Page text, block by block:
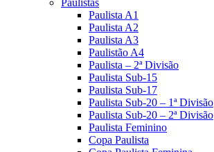
Paulista A1
Paulista A2
Paulista A3
Paulistão A4
Paulista – 2ª Divisão
Paulista Sub-15
Paulista Sub-17
Paulista Sub-20 – 1ª Divisão
Paulista Sub-20 – 2ª Divisão
Paulista Feminino
Copa Paulista